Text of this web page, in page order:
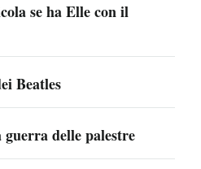
se ha Elle con il
Beatles
delle palestre